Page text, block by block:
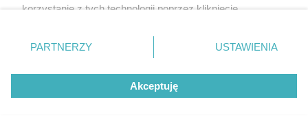
korzystanie z tych technologii poprzez kliknięcie
zmienić/wycofać klikając przycisk ustawień prywatności
znajdujący się w lewym dolnym rogu strony
rodzaje przetwarzania danych nie wymagają zgody
użytkownika, ale masz prawo sprzeciwić się takiemu
przetwarzaniu. Preferencje będą miały zastosowanie tylko
PARTNERZY USTAWIENIA
Akceptuję